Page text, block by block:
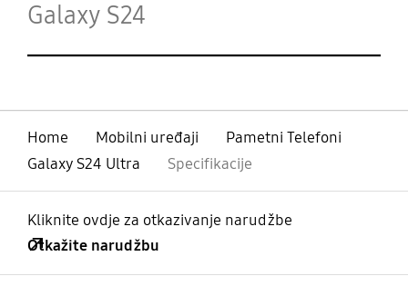
Galaxy S24
Home Mobilni uređaji
Pametni Telefoni
Galaxy S24 Ultra
Specifikacije
Kliknite ovdje za otkazivanje narudžbe
Otkažite narudžbu